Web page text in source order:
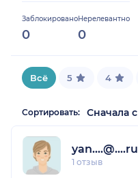
Заблокировано
0
Нерелевантно
0
0%
Всё 5 4
Сортировать:
yan....@....ru
1 отзыв